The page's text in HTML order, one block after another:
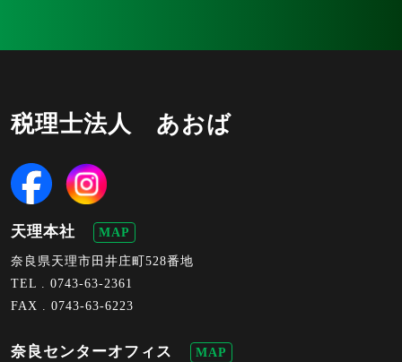
税理士法人 あおば
天理本社 MAP
奈良県天理市田井庄町528番地
TEL . 0743-63-2361
FAX . 0743-63-6223
奈良センターオフィス MAP